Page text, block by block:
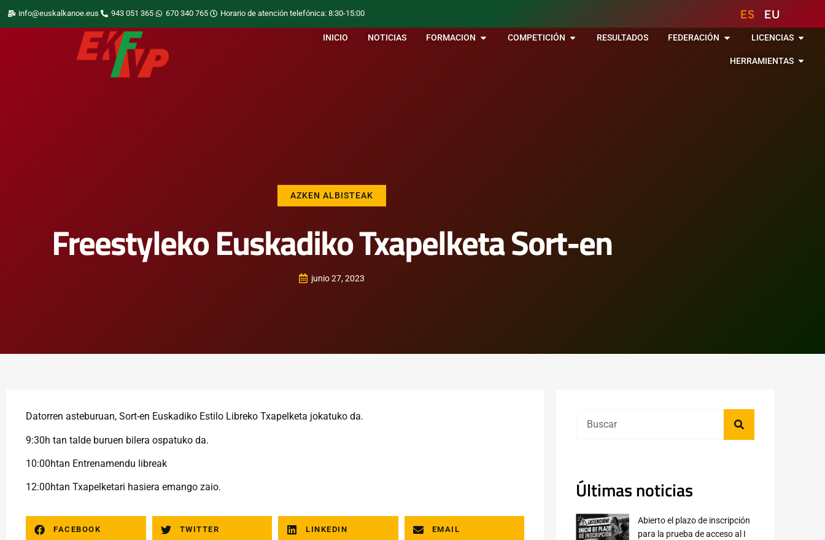
info@euskalkanoe.eus 943 051 365 670 340 765 Horario de atención telefónica: 8:30-15:00 ES EU
INICIO NOTICIAS FORMACION COMPETICIÓN RESULTADOS FEDERACIÓN LICENCIAS
HERRAMIENTAS
AZKEN ALBISTEAK
Freestyleko Euskadiko Txapelketa Sort-en
junio 27, 2023
Datorren asteburuan, Sort-en Euskadiko Estilo Libreko Txapelketa jokatuko da.
9:30h tan talde buruen bilera ospatuko da.
10:00htan Entrenamendu libreak
12:00htan Txapelketari hasiera emango zaio.
FACEBOOK TWITTER LINKEDIN EMAIL
Últimas noticias
Abierto el plazo de inscripción
para la prueba de acceso al I